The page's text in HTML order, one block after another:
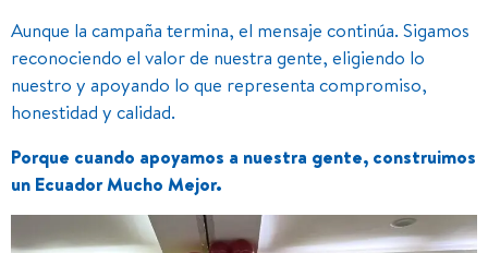
Aunque la campaña termina, el mensaje continúa. Sigamos
reconociendo el valor de nuestra gente, eligiendo lo
nuestro y apoyando lo que representa compromiso,
honestidad y calidad.
Porque cuando apoyamos a nuestra gente, construimos
un Ecuador Mucho Mejor.